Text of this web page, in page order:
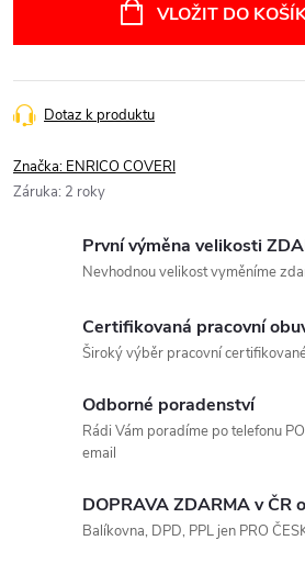
VLOŽIT DO
Dotaz k produktu
Značka: ENRICO COVERI
Záruka: 2 roky
První výměna velikosti
Nevhodnou velikost vyměníme
Certifikovaná pracovní
Široký výběr pracovní
Odborné poradenství
Rádi Vám poradíme po telefonu
email
DOPRAVA ZDARMA v ČR
Balíkovna, DPD, PPL jen PRO